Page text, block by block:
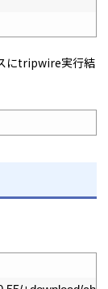
にtripwire実行結